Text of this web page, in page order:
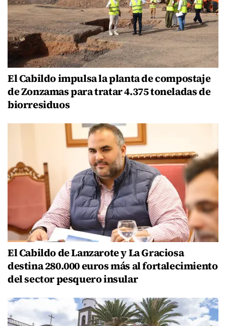
El Cabildo impulsa la planta de compostaje
de Zonzamas para tratar 4.375 toneladas de
biorresiduos
El Cabildo de Lanzarote y La Graciosa
destina 280.000 euros más al fortalecimiento
del sector pesquero insular